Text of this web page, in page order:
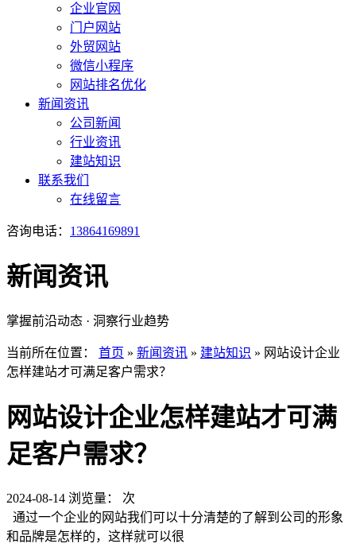
企业官网
门户网站
外贸网站
微信小程序
网站排名优化
新闻资讯
公司新闻
行业资讯
建站知识
联系我们
在线留言
咨询电话： 13864169891
新闻资讯
掌握前沿动态 · 洞察行业趋势
当前所在位置： 首页 » 新闻资讯 » 建站知识 » 网站设计企业
怎样建站才可满足客户需求？
网站设计企业怎样建站才可满
足客户需求？
2024-08-14 浏览量：
次
通过一个企业的网站我们可以十分清楚的了解到公司的形象
和品牌是怎样的，这样就可以很